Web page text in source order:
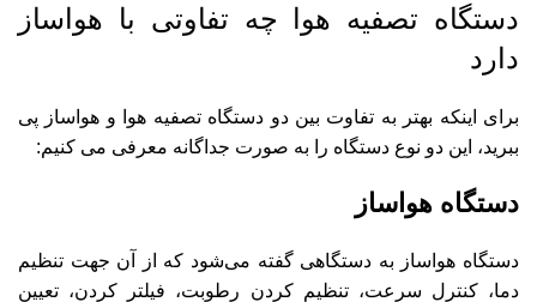
دستگاه تصفیه هوا چه تفاوتی با هواساز
دارد
برای اینکه بهتر به تفاوت بین دو دستگاه تصفیه هوا و هواساز پی
ببرید، این دو نوع دستگاه را به صورت جداگانه معرفی می‌ کنیم:
دستگاه هواساز
دستگاه هواساز به دستگاهی گفته می‌شود که از آن جهت تنظیم
دما، کنترل سرعت، تنظیم کردن رطوبت، فیلتر کردن، تعیین